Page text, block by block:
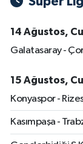
14 Ağustos,
Galatasaray -
15 Ağustos,
Konyaspor -
Kasımpaşa -